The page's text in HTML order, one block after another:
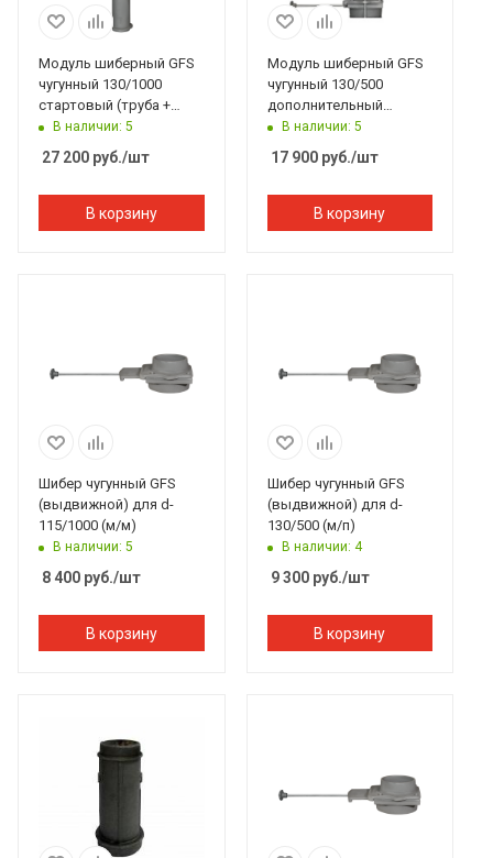
Модуль шиберный GFS
чугунный 130/1000
стартовый (труба +
шибер ММ + труба)
В наличии: 5
27 200 руб./шт
В корзину
Модуль шиберный GFS
чугунный 130/500
дополнительный
(верхняя труба + шибер
В наличии: 5
17 900руб./шт
В корзину
Шибер чугунный GFS
(выдвижной) для d-
115/1000 (м/м)
В наличии: 5
8 400 руб./шт
В корзину
Шибер чугунный GFS
(выдвижной) для d-
130/500 (м/п)
В наличии: 4
9 300руб./шт
В корзину